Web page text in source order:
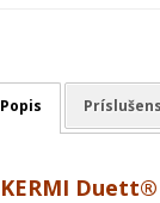
Popis
KERMI